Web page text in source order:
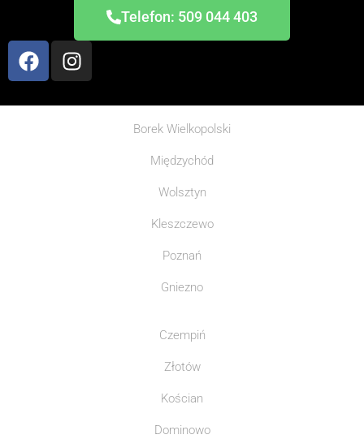
Telefon: 509 044 403
Borek Wielkopolski
Międzychód
Wolsztyn
Kleszczewo
Poznań
Gniezno
Czempiń
Złotów
Kościan
Dominowo